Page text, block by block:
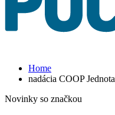
Home
nadácia COOP Jednota
Novinky so značkou